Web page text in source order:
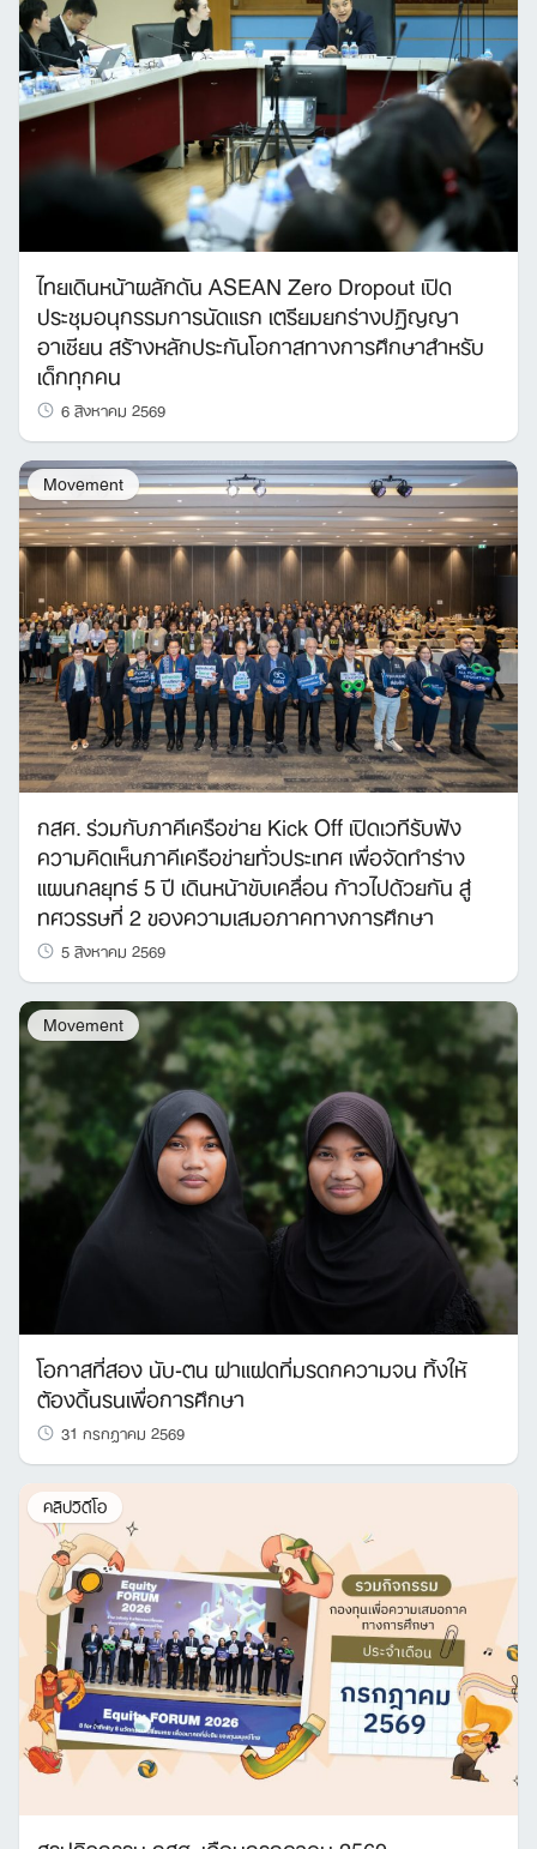
Search
for:
ไทยเดินหน้าผลักดัน ASEAN Zero Dropout เปิด
ประชุมอนุกรรมการนัดแรก เตรียมยกร่างปฏิญญา
อาเซียน สร้างหลักประกันโอกาสทางการศึกษาสำหรับ
เด็กทุกคน
6 สิงหาคม 2569
Movement
กสศ. ร่วมกับภาคีเครือข่าย Kick Off เปิดเวทีรับฟัง
ความคิดเห็นภาคีเครือข่ายทั่วประเทศ เพื่อจัดทำร่าง
แผนกลยุทธ์ 5 ปี เดินหน้าขับเคลื่อน ก้าวไปด้วยกัน สู่
ทศวรรษที่ 2 ของความเสมอภาคทางการศึกษา
5 สิงหาคม 2569
Movement
โอกาสที่สอง นับ-ตน ฝาแฝดที่มรดกความจน ทิ้งให้
ต้องดิ้นรนเพื่อการศึกษา
31 กรกฎาคม 2569
คลิปวิดีโอ